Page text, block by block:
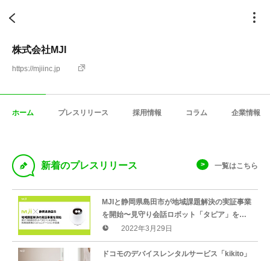
株式会社MJI
https://mjiinc.jp
ホーム プレスリリース 採用情報 コラム 企業情報
D 新着のプレスリリース 一覧はこちら
MJIと静岡県島田市が地域課題解決の実証事業
を開始〜見守り会話ロボット「タピア」を活
用し、独居高齢者のコミュニケーションを促
進〜
2022年3月29日
ドコモのデバイスレンタルサービス「kikito」